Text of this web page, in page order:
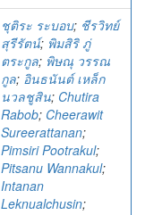
ชุติระ ระบอบ; ชีรวิทย์
สุรีรัตน์; พิมสิริ ภู่
ตระกูล; พิษณุ วรรณ
กูล; อินธนันต์ เหล็ก
นวลชูสิน; Chutira
Rabob; Cheerawit
Sureerattanan;
Pimsiri Pootrakul;
Pitsanu Wannakul;
Intanan
Leknualchusin;